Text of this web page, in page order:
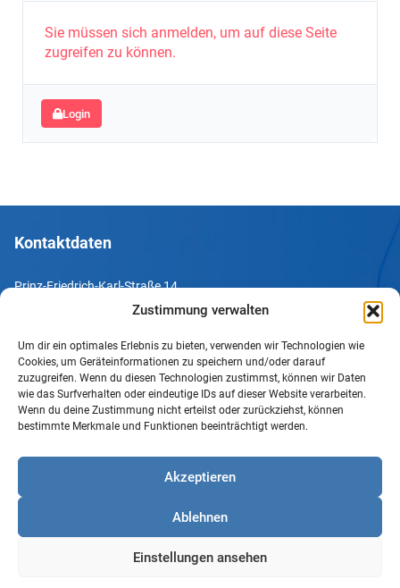
Zustimmung verwalten
Um dir ein optimales Erlebnis zu bieten, verwenden wir Technologien wie
Cookies, um Geräteinformationen zu speichern und/oder darauf
zuzugreifen. Wenn du diesen Technologien zustimmst, können wir Daten
wie das Surfverhalten oder eindeutige IDs auf dieser Website verarbeiten.
Wenn du deine Zustimmung nicht erteilst oder zurückziehst, können
bestimmte Merkmale und Funktionen beeinträchtigt werden.
Akzeptieren
Ablehnen
Einstellungen ansehen
Sie müssen sich anmelden, um auf diese Seite
zugreifen zu können.
Login
Kontaktdaten
Prinz-Friedrich-Karl-Straße 14
Tel. +49 231 952052-10
Fax +49 231 952052-60
e-Mail info@uv-do.de
Internet www.uv-do.de
Impressum